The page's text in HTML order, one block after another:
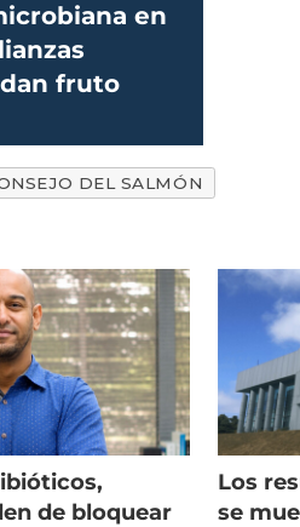
en
fruto
DEL SALMÓN
de bloquear
Los
se